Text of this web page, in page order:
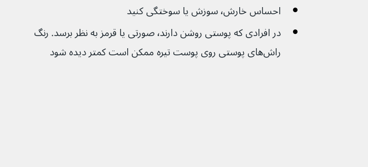
احساس خارش٬ سوزش یا سوختگی کنید
در افرادی که پوستی روشن دارند٬ صورتی یا قرمز به نظر برسد. رنگ
راش‌های پوستی روی پوست تیره ممکن است کمتر دیده شود